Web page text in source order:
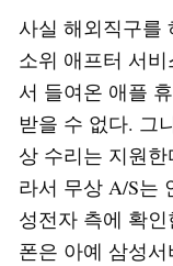
사실 해외직구를
소위 애프터 서
서 들여온 애플
받을 수 없다. 그
상 수리는 지원
라서 무상 A/S는
성전자 측에 확
폰은 아예 삼성